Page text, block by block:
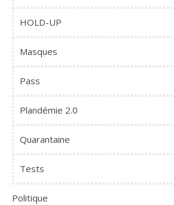
HOLD-UP
Masques
Pass
Plandémie 2.0
Quarantaine
Tests
Politique